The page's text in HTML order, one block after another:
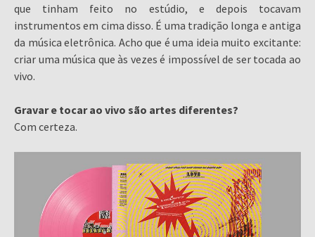
que tinham feito no estúdio, e depois tocavam
instrumentos em cima disso. É uma tradição longa e antiga
da música eletrônica. Acho que é uma ideia muito excitante:
criar uma música que às vezes é impossível de ser tocada ao
vivo.
Gravar e tocar ao vivo são artes diferentes?
Com certeza.